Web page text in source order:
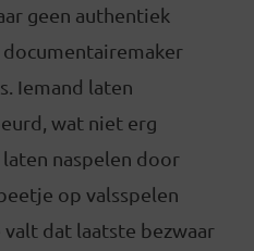
geen authentiek
Iemand laten
wat niet erg
naspelen door
op valsspelen
dat laatste bezwaar